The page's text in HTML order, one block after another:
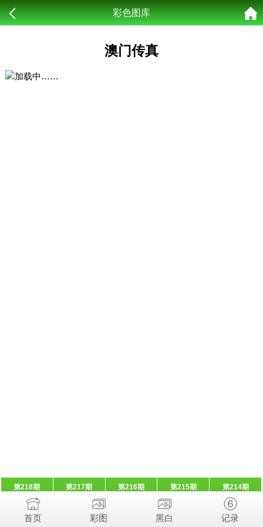
彩色图库
澳门传真
第218期 第217期 第216期 第215期 第214期
首页 彩图 黑白 记录